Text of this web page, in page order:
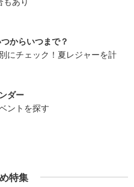
からいつまで？
にチェック！夏レジャーを計
ダー
ントを探す
特集